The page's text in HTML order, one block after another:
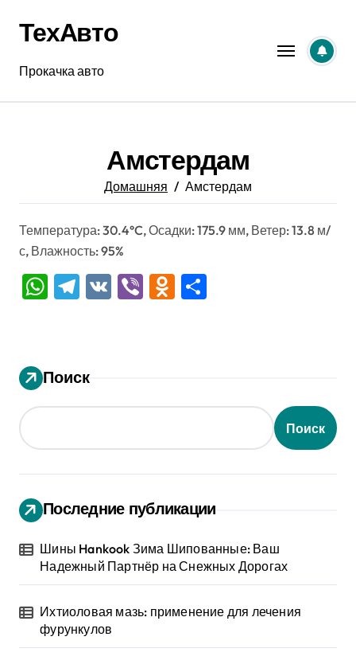
содержанию
ТехАвто
Прокачка авто
Амстердам
Домашняя Амстердам
Температура: 30.4°C, Осадки: 175.9 мм, Ветер: 13.8 м/
с, Влажность: 95%
WhatsApp
Telegram
VK ViberOdnoklassniki
Поиск
Поиск
Последние публикации
Шины Hankook Зима Шипованные: Ваш
Надежный Партнёр на Снежных Дорогах
Ихтиоловая мазь: применение для лечения
фурункулов